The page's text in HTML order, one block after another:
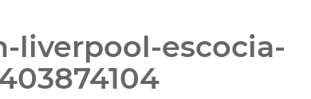
liverpool-escocia-